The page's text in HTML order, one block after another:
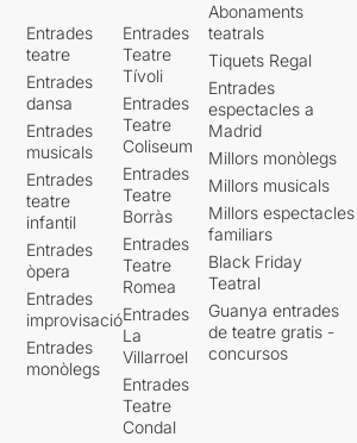
Entrades
teatre
Entrades
dansa
Entrades
musicals
Entrades
teatre
infantil
Entrades
òpera
Entrades
improvisació
Entrades
monòlegs
Entrades
Teatre
Tívoli
Entrades
Teatre
Coliseum
Entrades
Teatre
Borràs
Entrades
Teatre
Romea
Entrades
La
Villarroel
Entrades
Teatre
Condal
Abonaments
teatrals
Tiquets Regal
Entrades
espectacles a
Madrid
Millors monòlegs
Millors musicals
Millors espectacles
familiars
Black Friday
Teatral
Guanya entrades
de teatre gratis -
concursos